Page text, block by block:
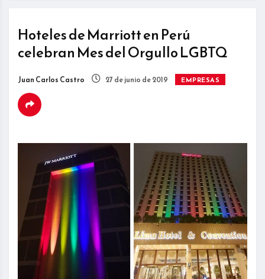
Hoteles de Marriott en Perú
celebran Mes del Orgullo LGBTQ
Juan Carlos Castro 27 de junio de 2019 EMPRESAS